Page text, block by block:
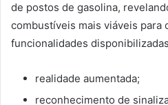
de postos de gasolina,
combustíveis mais viáveis para
funcionalidades
realidade aumentada;
reconhecimento de